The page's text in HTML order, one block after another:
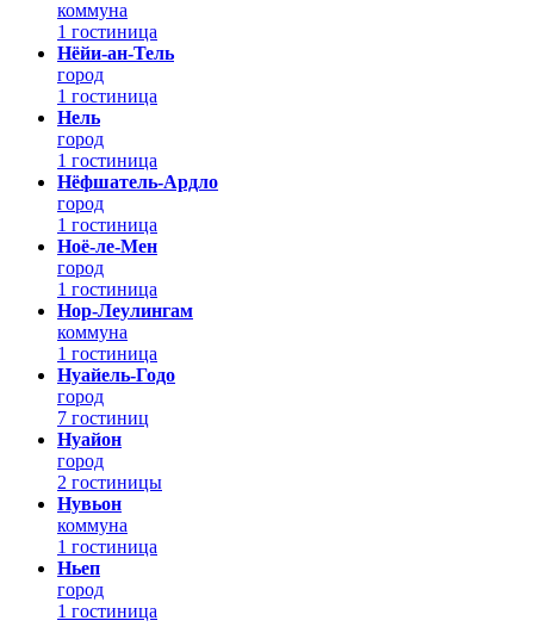
коммуна
1 гостиница
Нёйи-ан-Тель
город
1 гостиница
Нель
город
1 гостиница
Нёфшатель-Ардло
город
1 гостиница
Ноё-ле-Мен
город
1 гостиница
Нор-Леулингам
коммуна
1 гостиница
Нуайель-Годо
город
7 гостиниц
Нуайон
город
2 гостиницы
Нувьон
коммуна
1 гостиница
Ньеп
город
1 гостиница